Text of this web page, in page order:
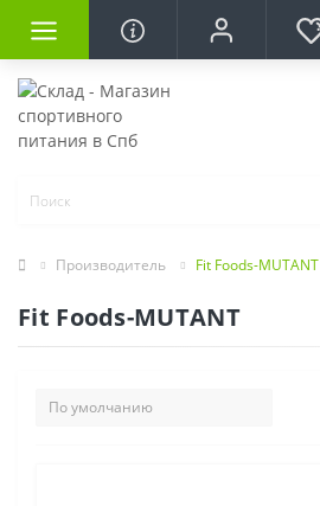
Производитель Fit Foods-MUTANT
Fit Foods-MUTANT